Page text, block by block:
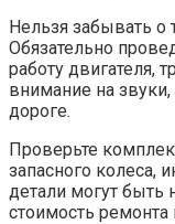
Нельзя забывать о
Обязательно
работу двигателя,
внимание на
дороге.
Проверьте
запасного колеса,
детали могут быть
стоимость